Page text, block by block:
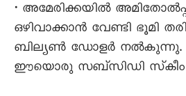
• അമേരിക്കയിൽ
ഒഴിവാക്കാൻ വേണ്ടി ഭൂമി
ബില്യൺ ഡോളർ നൽകുന്നു.
ഈയൊരു സബ്‌സിഡി സ്‌കീം